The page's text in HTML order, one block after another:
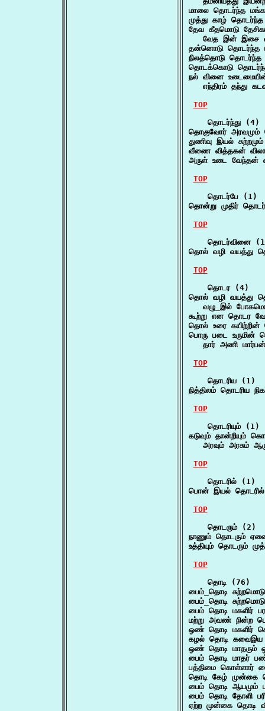
மாலை தொடர்ந்த
முத்து காழ்
தேவ கீதமொடு
வேத இன் இசை
தன்னொடு தொடர்ந்த
நிலத்தொடு
தொடக்கொடு
நல் வினை
எந்திரம் தந்து
TOP
    தொடர்ந்து (4)
தொகுவோர்
துணிவு இயல்
வீணை வித்தகன்
அருள் உடை வேந்தன்
TOP
    தொடர்பே (1)
தொன்று முதிர்
TOP
தொடர்வினை
தொல் வழி வயத்து
TOP
    தொடர (4)
தொல் வழி வயத்து
வழு_இல்
கூற்று என தொடர
தொல் உரை
பொரு படை உருமின்
தார் அணி
TOP
    தொடரிய (1)
நித்திலம் தொடரிய
TOP
    தொடரியும் (1)
கடுவும் தான்றியும்
அரவும் அரசும்
TOP
    தொடரில் (1)
பொன் இயல் தொடரில்
TOP
    தொடரும் (2)
நாணும் தொடரும்
உத்தியும் தொடரும்
TOP
    தொடி (76)
பைம்_தொடி
பைம்_தொடி
பைம் தொடி மகளிர்
மற்று அவண் நின்ற
ஒண் தொடி மகளிர்
கழல் தொடி
ஒண் தொடி மாதரும்
பைம் தொடி மாதர்
பத்திமை கொள்ளார்
தொடி கேழ் முன்கை
பைம் தொடி ஆயமும்
பைம் தொடி தோளி
ஏற்ற முன்கை தொடி